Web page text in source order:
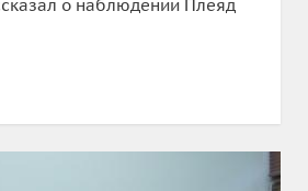
о наблюдении Плеяд